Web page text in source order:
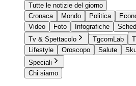
Tutte le notizie del giorno
Cronaca
Mondo Politica
Video
Foto Infografiche
Tv & Spettacolo
TgcomLab
Lifestyle
Oroscopo Salute
Speciali
Chi siamo